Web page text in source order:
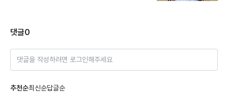
댓글0
댓글을 작성하려면 로그인해주세요
추천순최신순답글순